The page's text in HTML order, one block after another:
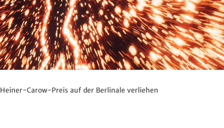
Heiner-Carow-Preis auf der Berlinale verliehen